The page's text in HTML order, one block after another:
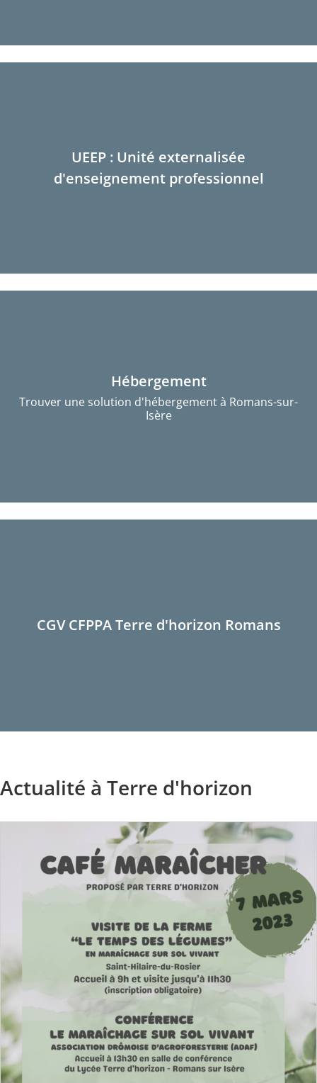
UEEP : Unité externalisée
d'enseignement professionnel
Hébergement
Trouver une solution d'hébergement à Romans-sur-
Isère
CGV CFPPA Terre d'horizon Romans
Actualité à Terre d'horizon